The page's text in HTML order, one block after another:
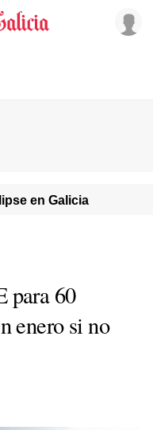
en Galicia
para 60
enero si no